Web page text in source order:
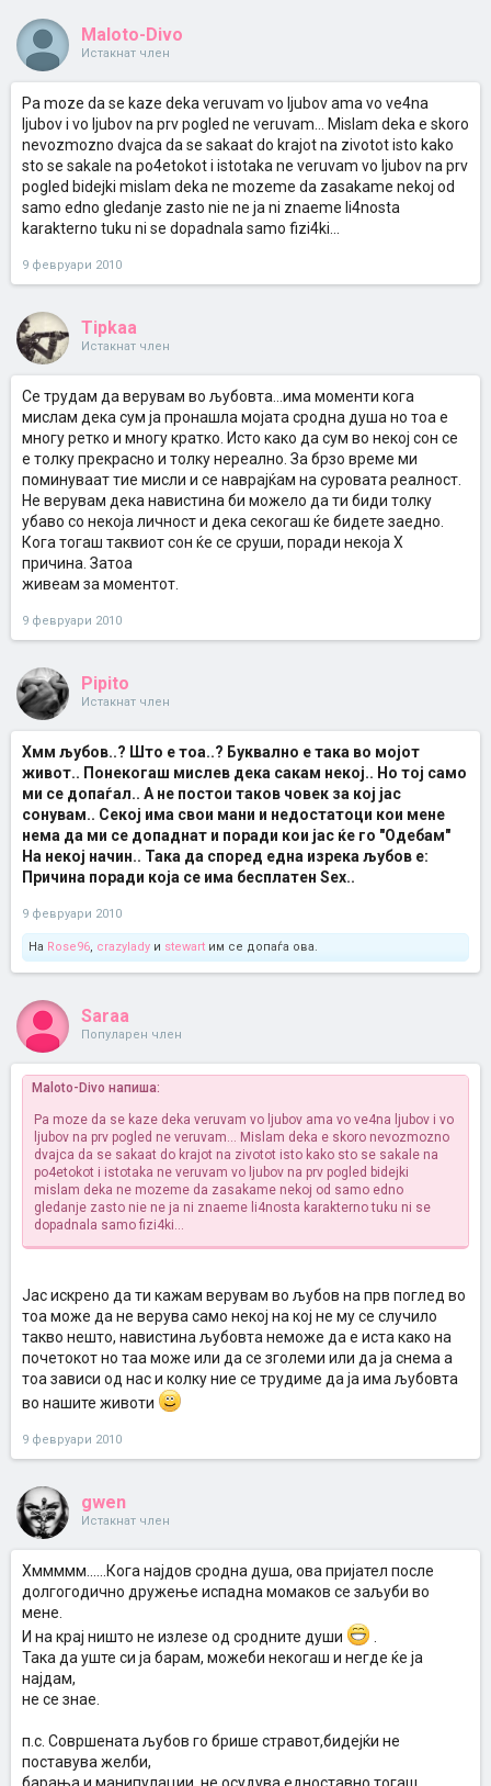
Maloto-Divo
Истакнат член
Pa moze da se kaze deka veruvam vo ljubov ama vo ve4na
ljubov i vo ljubov na prv pogled ne veruvam... Mislam deka e skoro
nevozmozno dvajca da se sakaat do krajot na zivotot isto kako
sto se sakale na po4etokot i istotaka ne veruvam vo ljubov na prv
pogled bidejki mislam deka ne mozeme da zasakame nekoj od
samo edno gledanje zasto nie ne ja ni znaeme li4nosta
karakterno tuku ni se dopadnala samo fizi4ki...
9 февруари 2010
Tipkaa
Истакнат член
Се трудам да верувам во љубовта...има моменти кога
мислам дека сум ја пронашла мојата сродна душа но тоа е
многу ретко и многу кратко. Исто како да сум во некој сон се
е толку прекрасно и толку нереално. За брзо време ми
поминуваат тие мисли и се наврајќам на суровата реалност.
Не верувам дека навистина би можело да ти биди толку
убаво со некоја личност и дека секогаш ќе бидете заедно.
Кога тогаш таквиот сон ќе се сруши, поради некоја Х
причина. Затоа
живеам за моментот.
9 февруари 2010
Pipito
Истакнат член
Хмм љубов..? Што е тоа..? Буквално е така во мојот
живот.. Понекогаш мислев дека сакам некој.. Но тој само
ми се допаѓал.. А не постои таков човек за кој јас
сонувам.. Секој има свои мани и недостатоци кои мене
нема да ми се допаднат и поради кои јас ќе го "Одебам"
На некој начин.. Така да според една изрека љубов е:
Причина поради која се има бесплатен Sex..
9 февруари 2010
На Rose96, crazylady и stewart им се допаѓа ова.
Saraa
Популарен член
Maloto-Divo напиша:
Pa moze da se kaze deka veruvam vo ljubov ama vo ve4na ljubov i vo
ljubov na prv pogled ne veruvam... Mislam deka e skoro nevozmozno
dvajca da se sakaat do krajot na zivotot isto kako sto se sakale na
po4etokot i istotaka ne veruvam vo ljubov na prv pogled bidejki
mislam deka ne mozeme da zasakame nekoj od samo edno
gledanje zasto nie ne ja ni znaeme li4nosta karakterno tuku ni se
dopadnala samo fizi4ki...
Јас искрено да ти кажам верувам во љубов на прв поглед во
тоа може да не верува само некој на кој не му се случило
такво нешто, навистина љубовта неможе да е иста како на
почетокот но таа може или да се зголеми или да ја снема а
тоа зависи од нас и колку ние се трудиме да ја има љубовта
во нашите животи
9 февруари 2010
gwen
Истакнат член
Хммммм......Кога најдов сродна душа, ова пријател после
долгогодично дружење испадна момаков се заљуби во
мене.
И на крај ништо не излезе од сродните души
Така да уште си ја барам, можеби некогаш и негде ќе ја
најдам,
не се знае.
п.с. Совршената љубов го брише стравот,бидејќи не
поставува желби,